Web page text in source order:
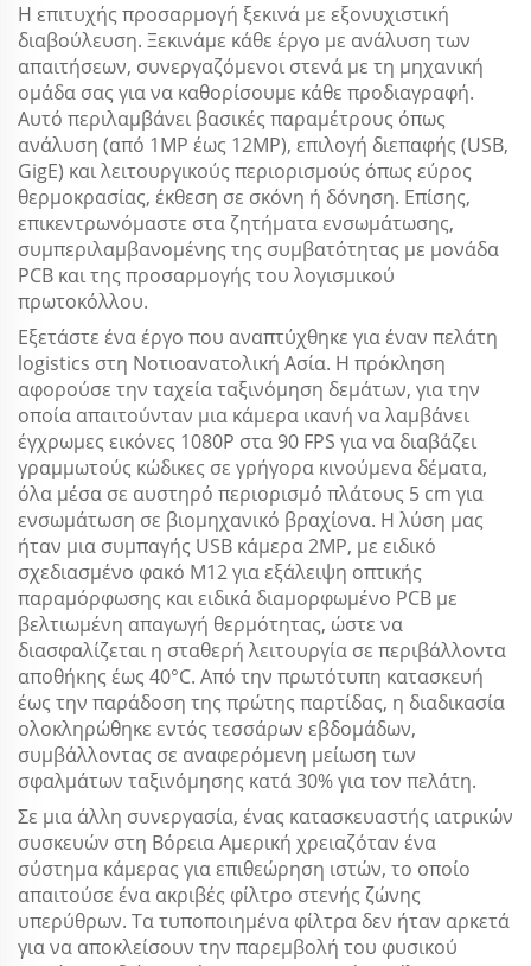
Η επιτυχής προσαρμογή ξεκινά με εξονυχιστική
διαβούλευση. Ξεκινάμε κάθε έργο με ανάλυση των
απαιτήσεων, συνεργαζόμενοι στενά με τη μηχανική
ομάδα σας για να καθορίσουμε κάθε προδιαγραφή.
Αυτό περιλαμβάνει βασικές παραμέτρους όπως
ανάλυση (από 1MP έως 12MP), επιλογή διεπαφής (USB,
GigE) και λειτουργικούς περιορισμούς όπως εύρος
θερμοκρασίας, έκθεση σε σκόνη ή δόνηση. Επίσης,
επικεντρωνόμαστε στα ζητήματα ενσωμάτωσης,
συμπεριλαμβανομένης της συμβατότητας με μονάδα
PCB και της προσαρμογής του λογισμικού
πρωτοκόλλου.
Εξετάστε ένα έργο που αναπτύχθηκε για έναν πελάτη
logistics στη Νοτιοανατολική Ασία. Η πρόκληση
αφορούσε την ταχεία ταξινόμηση δεμάτων, για την
οποία απαιτούνταν μια κάμερα ικανή να λαμβάνει
έγχρωμες εικόνες 1080P στα 90 FPS για να διαβάζει
γραμμωτούς κώδικες σε γρήγορα κινούμενα δέματα,
όλα μέσα σε αυστηρό περιορισμό πλάτους 5 cm για
ενσωμάτωση σε βιομηχανικό βραχίονα. Η λύση μας
ήταν μια συμπαγής USB κάμερα 2MP, με ειδικό
σχεδιασμένο φακό M12 για εξάλειψη οπτικής
παραμόρφωσης και ειδικά διαμορφωμένο PCB με
βελτιωμένη απαγωγή θερμότητας, ώστε να
διασφαλίζεται η σταθερή λειτουργία σε περιβάλλοντα
αποθήκης έως 40°C. Από την πρωτότυπη κατασκευή
έως την παράδοση της πρώτης παρτίδας, η διαδικασία
ολοκληρώθηκε εντός τεσσάρων εβδομάδων,
συμβάλλοντας σε αναφερόμενη μείωση των
σφαλμάτων ταξινόμησης κατά 30% για τον πελάτη.
Σε μια άλλη συνεργασία, ένας κατασκευαστής ιατρικών
συσκευών στη Βόρεια Αμερική χρειαζόταν ένα
σύστημα κάμερας για επιθεώρηση ιστών, το οποίο
απαιτούσε ένα ακριβές φίλτρο στενής ζώνης
υπερύθρων. Τα τυποποιημένα φίλτρα δεν ήταν αρκετά
για να αποκλείσουν την παρεμβολή του φυσικού